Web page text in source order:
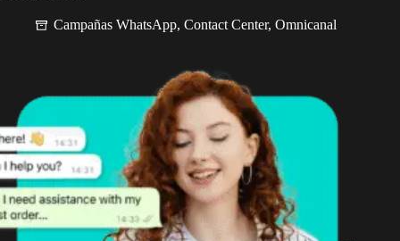
Campañas WhatsApp, Contact Center, Omnicanal